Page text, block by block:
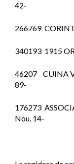
42-
266769
340193
46207 CUINA
89-
176273
Nou, 14-